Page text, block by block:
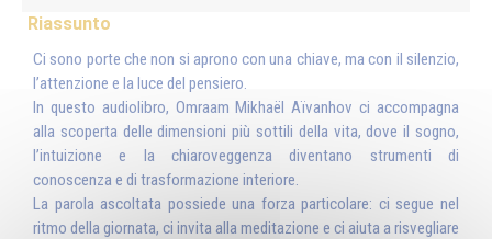
Riassunto
Ci sono porte che non si aprono con una chiave, ma con il silenzio,
l’attenzione e la luce del pensiero.
In questo audiolibro, Omraam Mikhaël Aïvanhov ci accompagna
alla scoperta delle dimensioni più sottili della vita, dove il sogno,
l’intuizione e la chiaroveggenza diventano strumenti di
conoscenza e di trasformazione interiore.
La parola ascoltata possiede una forza particolare: ci segue nel
ritmo della giornata, ci invita alla meditazione e ci aiuta a risvegliare